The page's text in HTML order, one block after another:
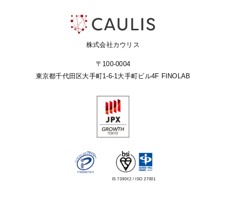
株式会社カウリス
〒100-0004
東京都千代田区大手町1-6-1 大手町ビル4F FINOLAB
IS 739062 / ISO 27001